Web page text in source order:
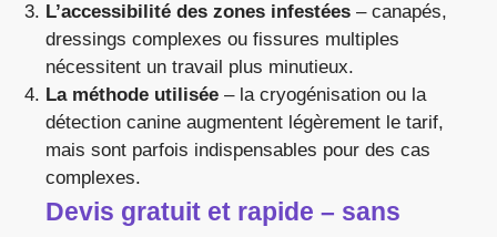
L’accessibilité des zones infestées – canapés,
dressings complexes ou fissures multiples
nécessitent un travail plus minutieux.
La méthode utilisée – la cryogénisation ou la
détection canine augmentent légèrement le tarif,
mais sont parfois indispensables pour des cas
complexes.
Devis gratuit et rapide – sans